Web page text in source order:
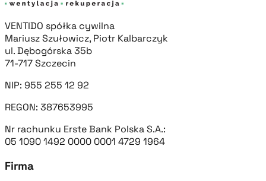
VENTIDO spółka cywilna
Mariusz Szułowicz, Piotr Kalbarczyk
ul. Dębogórska 35b
71-717 Szczecin
NIP: 955 255 12 92
REGON: 387653995
Nr rachunku Erste Bank Polska S.A.:
05 1090 1492 0000 0001 4729 1964
Firma